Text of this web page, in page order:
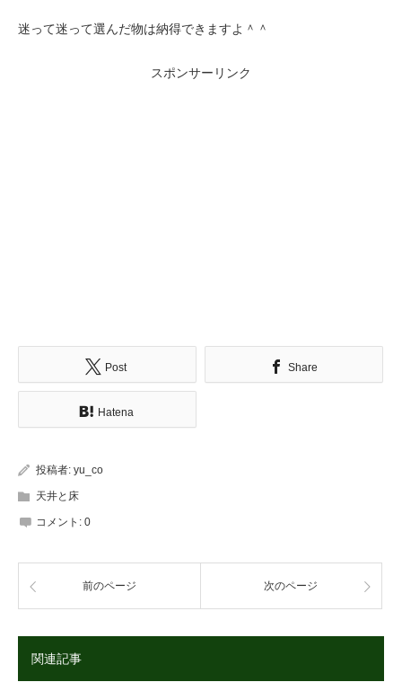
迷って迷って選んだ物は納得できますよ＾＾
スポンサーリンク
Post Share
Hatena
投稿者: yu_co
天井と床
コメント: 0
前のページ 次のページ
関連記事